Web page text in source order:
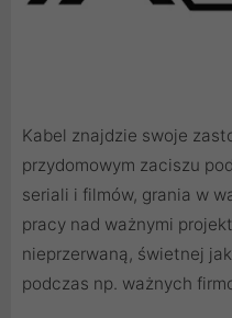
Kabel znajdzie swoje
przydomowym zaciszu
seriali i filmów, grania w
pracy nad ważnymi
nieprzerwaną, świetnej
podczas np. ważnych